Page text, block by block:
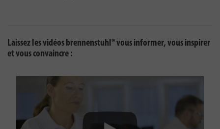
Laissez les vidéos brennenstuhl® vous informer, vous inspirer
et vous convaincre :